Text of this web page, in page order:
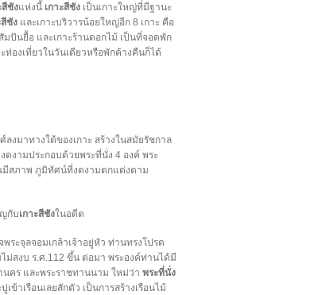
สีชังแห่งนี้ เกาะสีชัง เป็นเกาะใหญ่ที่มีฐานะ
สีชัง และเกาะบริวารน้อยใหญ่อีก 8 เกาะ คือ
มปันยื้อ และเกาะร้านดอกไม้ เป็นที่จอดพัก
ท่องเที่ยวในวันเดียวหรือพักค้างคืนก็ได้
ลงมาทางใต้ของเกาะ สร้างในสมัยรัชกาล
งามประกอบด้วยพระที่นั่ง 4 องค์ พระ
มีสภาพ ภูมิทัศน์ที่งดงามตกแต่งตาม
กับเกาะสีชังในอดีต
ระจุลจอมเกล้าเจ้าอยู่หัว ท่านทรงโปรด
ม่สงบ ร.ศ.112 ขึ้น ต่อมา พระองค์ท่านได้มี
นคร และพระราชทานนาม ใหม่ว่า พระที่นั่ง
าเรือนเลยสักตัว เป็นการสร้างเรือนไม้